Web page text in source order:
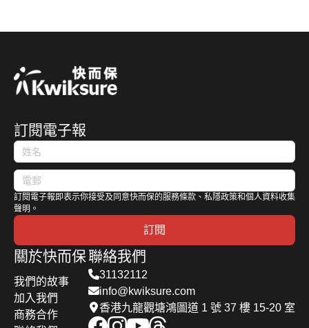
訂閱電子報
訂閱電子報即表示你接受及同意快而保的服務條款、私隱政策和個人資料收集
聲明。
訂閱
關於快而保
我們的故事
加入我們
商務合作
聯絡我們
31132112
info@kwiksure.com
香港九龍觀塘鴻圖道 1 號 37 樓 15-20 室